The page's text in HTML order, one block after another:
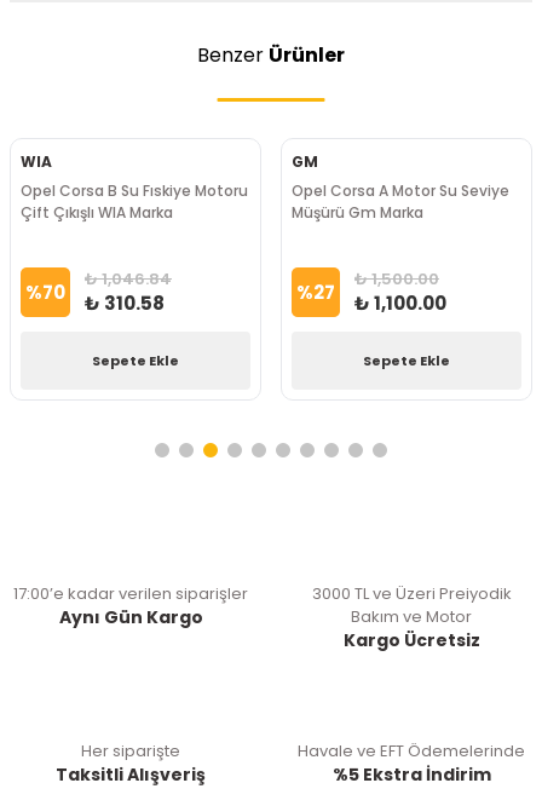
Benzer Ürünler
WIA
Opel Corsa B Su Fıskiye Motoru
Çift Çıkışlı WIA Marka
%70 ₺ 1,046.84
₺ 310.58
Sepete Ekle
GM
Opel Corsa A Motor Su Seviye
Müşürü Gm Marka
%27 ₺ 1,500.00
₺ 1,100.00
Sepete Ekle
17:00’e kadar verilen siparişler
Aynı Gün Kargo
3000 TL ve Üzeri Preiyodik
Bakım ve Motor
Kargo Ücretsiz
Her siparişte
Taksitli Alışveriş
Havale ve EFT Ödemelerinde
%5 Ekstra İndirim